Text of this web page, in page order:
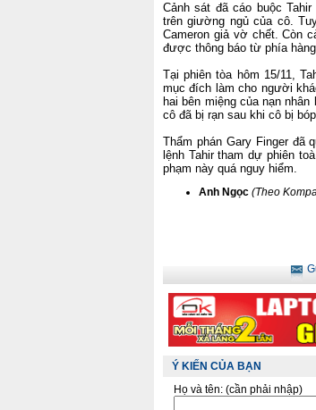
Cảnh sát đã cáo buộc
trên giường ngủ của cô.
Cameron giả vờ chết. Còn
được thông báo từ phía
Tại phiên tòa hôm 15/11,
mục đích làm cho người
hai bên miệng của nạn
cô đã bị rạn sau khi cô bị
Thẩm phán Gary Finger đã
lệnh Tahir tham dự phiên
phạm này quá nguy hiểm.
Anh Ngọc (Theo
Ý KIẾN CỦA BẠN
Họ và tên: (cần phải nhập)